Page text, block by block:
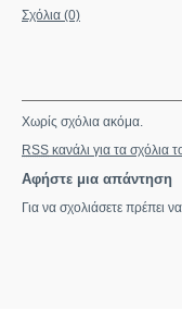
Σχόλια (0)
Χωρίς σχόλια ακόμα.
RSS κανάλι για τα σχόλια
Αφήστε μια απάντηση
Για να σχολιάσετε πρέπει να